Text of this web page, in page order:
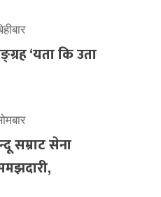
‘यता कि उता
सम्राट सेना